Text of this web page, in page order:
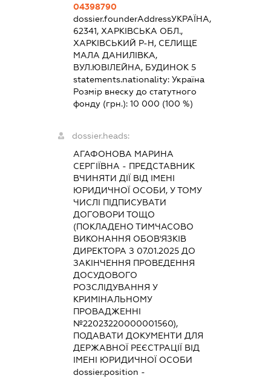
04398790
dossier.founderAddressУКРАЇНА,
62341, ХАРКІВСЬКА ОБЛ.,
ХАРКІВСЬКИЙ Р-Н, СЕЛИЩЕ
МАЛА ДАНИЛІВКА,
ВУЛ.ЮВІЛЕЙНА, БУДИНОК 5
statements.nationality: Україна
Розмір внеску до статутного
фонду (грн.): 10 000 (100 %)
dossier.heads:
АГАФОНОВА МАРИНА
СЕРГІЇВНА - ПРЕДСТАВНИК
ВЧИНЯТИ ДІЇ ВІД ІМЕНІ
ЮРИДИЧНОЇ ОСОБИ, У ТОМУ
ЧИСЛІ ПІДПИСУВАТИ
ДОГОВОРИ ТОЩО
(ПОКЛАДЕНО ТИМЧАСОВО
ВИКОНАННЯ ОБОВ'ЯЗКІВ
ДИРЕКТОРА З 07.01.2025 ДО
ЗАКІНЧЕННЯ ПРОВЕДЕННЯ
ДОСУДОВОГО
РОЗСЛІДУВАННЯ У
КРИМІНАЛЬНОМУ
ПРОВАДЖЕННІ
№22023220000001560),
ПОДАВАТИ ДОКУМЕНТИ ДЛЯ
ДЕРЖАВНОЇ РЕЄСТРАЦІЇ ВІД
ІМЕНІ ЮРИДИЧНОЇ ОСОБИ
dossier.position -